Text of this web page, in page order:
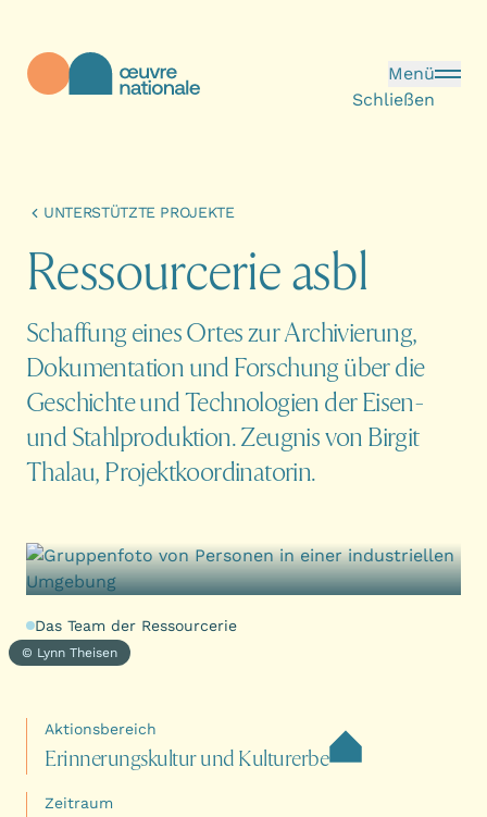
Menü
Schließen
UNTERSTÜTZTE PROJEKTE
Ressourcerieasbl
Schaffung eines Ortes zur Archivierung,
Dokumentation und Forschung über die
Geschichte und Technologien der Eisen-
und Stahlproduktion. Zeugnis von Birgit
Thalau, Projektkoordinatorin.
Das Team der Ressourcerie
© Lynn Theisen
Aktionsbereich
Erinnerungskulturund Kulturerbe
Zeitraum